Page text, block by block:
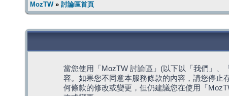
MozTW» 討論區首頁
當您使用「MozTW 討論區」(以下以「我們」、
容。如果您不同意本服務條款的內容，請您停止
何條款的修改或變更，但仍建議您在使用「